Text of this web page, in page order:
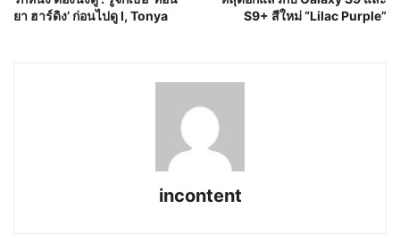
ยา ฮาร์ดิง’ ก่อนไปดู I, Tonya
S9+ สีใหม่ “Lilac Purple”
incontent